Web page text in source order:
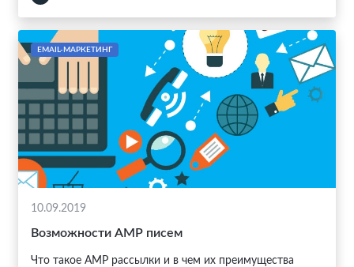
EMAIL-МАРКЕТИНГ
10.09.2019
Возможности АМР писем
Что такое АМР рассылки и в чем их преимущества